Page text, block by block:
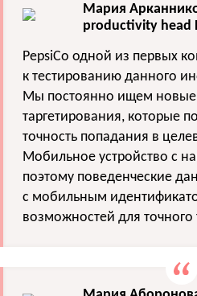
Мария
productivity head
PepsiCo одной из первых
к тестированию данного
Мы постоянно ищем
таргетирования, которые
точность попадания в
Мобильное устройство с
поэтому поведенческие
с мобильным
возможностей для точного